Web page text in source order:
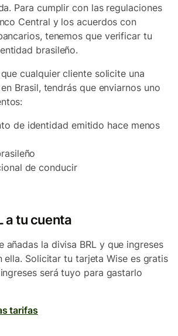
Para cumplir con las regulaciones
Central y los acuerdos con
tenemos que verificar tu
brasileño.
cualquier cliente solicite una
Brasil, tendrás que enviarnos uno
de identidad emitido hace menos
de conducir
a tu cuenta
añadas la divisa BRL y que ingreses
ella. Solicitar tu tarjeta Wise es gratis
será tuyo para gastarlo
tarifas